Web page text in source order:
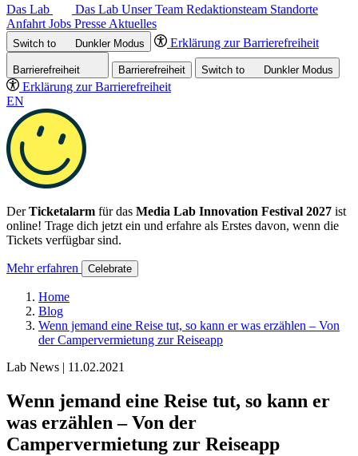
Das Lab
Das Lab Unser Team Redaktionsteam Standorte
Anfahrt Jobs Presse Aktuelles
Switch to DunklerModus Erklärung zur Barrierefreiheit
Barrierefreiheit Barrierefreiheit Switch to DunklerModus
Erklärung zur Barrierefreiheit
EN
DerTicketalarm für das Media Lab Innovation Festival 2027 ist
online! Trage dich jetzt ein und erfahre als Erstes davon, wenn die
Tickets verfügbar sind.
Mehr erfahren Celebrate
Home
Blog
Wenn jemand eine Reise tut, so kann er was erzählen – Von
der Campervermietung zur Reiseapp
Lab News | 11.02.2021
Wenn jemand eine Reise tut, so kann er
was erzählen – Von der
Campervermietung zur Reiseapp